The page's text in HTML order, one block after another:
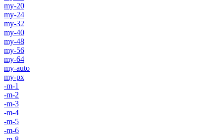
my-20
my-24
my-32
my-40
my-48
my-56
my-64
my-auto
my-px
-m-1
-m-2
-m-3
-m-4
-m-5
-m-6